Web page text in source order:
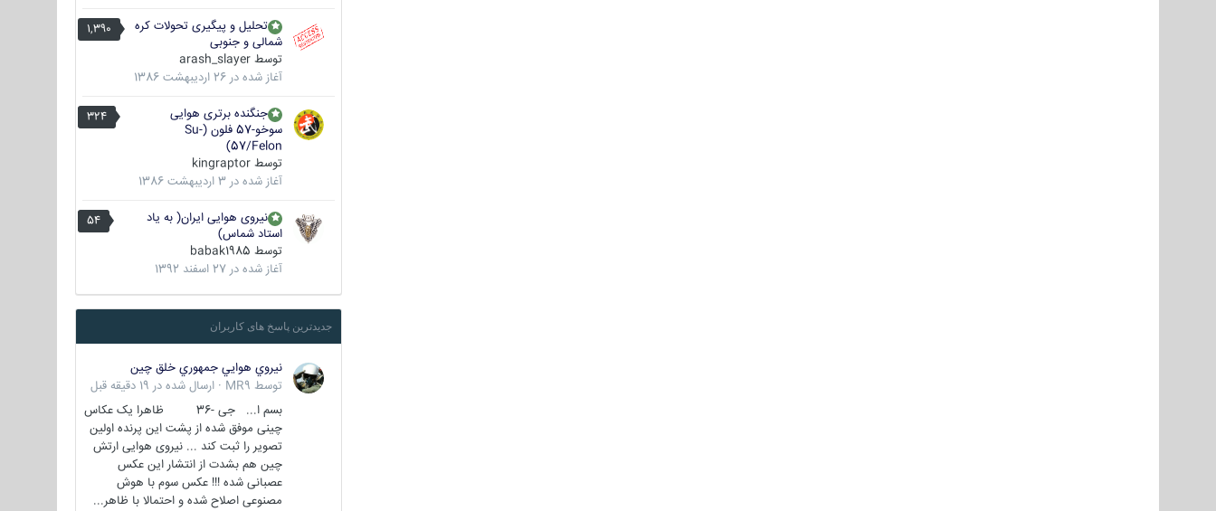
1,390
تحلیل و پیگیری تحولات کره
شمالی و جنوبی
توسط arash_slayer
آغاز شده در 26 اردیبهشت 1386
324
جنگنده برتری هوایی
سوخو-57 فلون (Su-
57/Felon)
توسط kingraptor
آغاز شده در 3 اردیبهشت 1386
54
نیروی هوایی ایران( به یاد
استاد شماس)
توسط babak1985
آغاز شده در 27 اسفند 1392
جدیدترین پاسخ های کاربران
نيروي هوايي جمهوري خلق چين
توسط MR9
· ارسال شده در 19 دقیقه قبل
بسم ا... جی -36 ظاهرا یک عکاس
چینی موفق شده از پشت این پرنده اولین
تصویر را ثبت کند ... نیروی هوایی ارتش
چین هم بشدت از انتشار این عکس
عصبانی شده !!! عکس سوم با هوش
مصنوعی اصلاح شده و احتمالا با ظاهر...